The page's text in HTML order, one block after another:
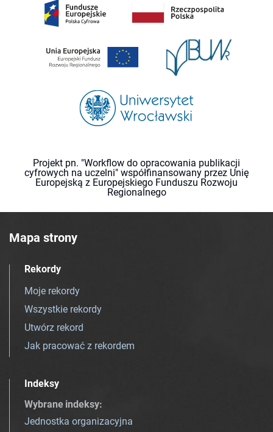
Projekt pn. "Workflow do opracowania publikacji
cyfrowych na uczelni" współfinansowany przez Unię
Europejską z Europejskiego Funduszu Rozwoju
Regionalnego
Mapa strony
Rekordy
Moje rekordy
Wszystkie rekordy
Utwórz rekord
Jak pracować z rekordem
Indeksy
Wybrane indeksy:
Jednostka organizacyjna